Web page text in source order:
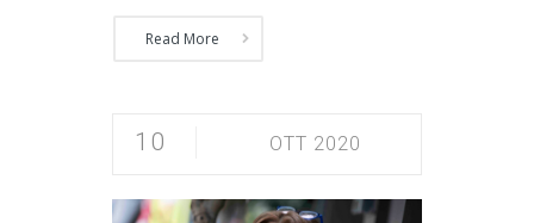
Read More
10 OTT 2020